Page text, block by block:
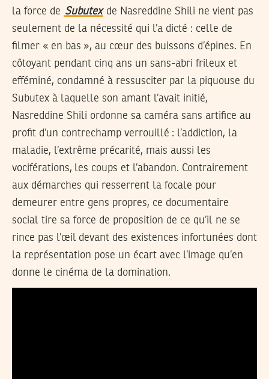
la force de Subutexde Nasreddine Shili ne vient pas
seulement de la nécessité qui l’a dicté : celle de
filmer « en bas », au cœur des buissons d’épines. En
côtoyant pendant cinq ans un sans-abri frileux et
efféminé, condamné à ressusciter par la piquouse du
Subutex à laquelle son amant l’avait initié,
Nasreddine Shili ordonne sa caméra sans artifice au
profit d’un contrechamp verrouillé : l’addiction, la
maladie, l’extrême précarité, mais aussi les
vociférations, les coups et l’abandon. Contrairement
aux démarches qui resserrent la focale pour
demeurer entre gens propres, ce documentaire
social tire sa force de proposition de ce qu’il ne se
rince pas l’œil devant des existences infortunées dont
la représentation pose un écart avec l’image qu’en
donne le cinéma de la domination.